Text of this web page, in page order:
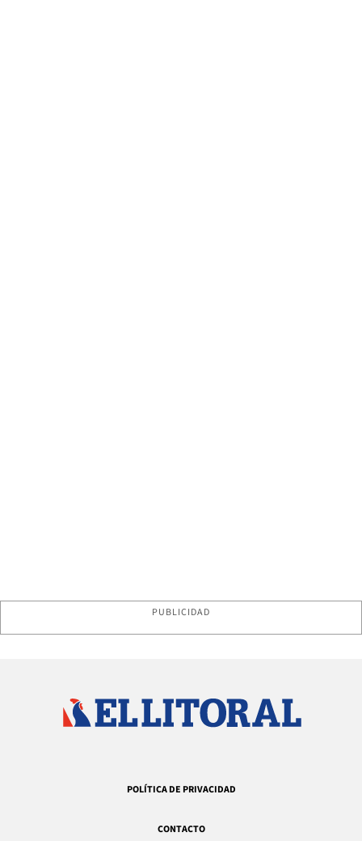
PUBLICIDAD
POLÍTICA DE PRIVACIDAD
CONTACTO